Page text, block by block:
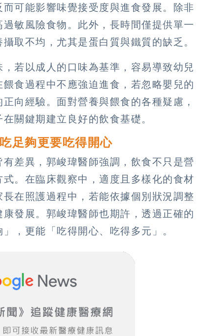
可能影響味覺接受度與進食發展。除非
敏風險食物。此外，長時間僅提供單一
取不均，尤其是蛋白質與鐵質的缺乏。
若以成人的口味為基準，容易導致幼兒
食過程中不應強迫進食，若忽略嬰兒的
向經驗。面對營養與餵食的各種疑慮，
關鍵期建立良好的飲食基礎。
足夠更要吃得開心
差異，郭峻瑋醫師強調，飲食不只是營
。在臨床觀察中，適度且多樣化的食材
在照護過程中，若能依據個別狀況調整
發展。郭峻瑋醫師也期許，透過正確的
，更能「吃得開心、吃得多元」。